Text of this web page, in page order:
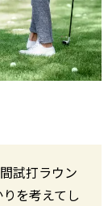
試打ラウン
を考えてし